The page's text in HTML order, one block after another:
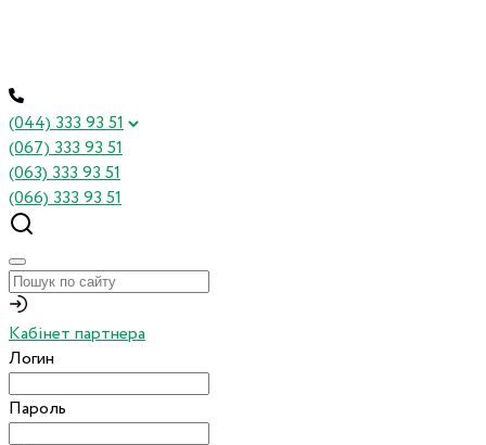
(044) 333 93 51
(067) 333 93 51
(063) 333 93 51
(066) 333 93 51
Кабінет партнера
Логин
Пароль